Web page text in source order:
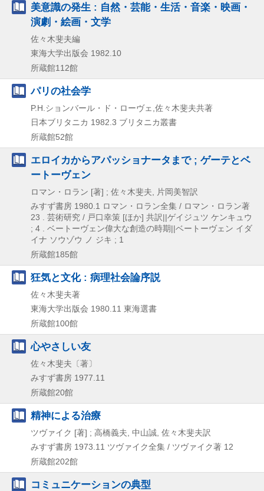
美意識の発生 : 自然・芸能・生活・音楽・映画・
演劇・絵画・文学
佐々木斐夫編
東海大学出版会 1982.10
所蔵館112館
パリの社会学
P.H.ションバール・ド・ローヴェ,佐々木斐夫共著
日本ブリタニカ 1982.3 ブリタニカ叢書
所蔵館52館
エロイカからアパッショナータまで ; ゲーテとベ
ートーヴェン
ロマン・ロラン [著] ; 佐々木斐夫, 片岡美智訳
みすず書房 1980.1 ロマン・ロラン全集 / ロマン・ロラン著
23 . 芸術研究 / 戸口幸策 [ほか] 共訳||ゲイジュツ ケンキュウ
; 4 . ベートーヴェン偉大な創造の時期||ベートーヴェン イダ
イナ ソウゾウ ノ ジキ ; 1
所蔵館185館
狂気と文化 : 病理社会論序説
佐々木斐夫著
東海大学出版会 1980.11 東海選書
所蔵館100館
心やさしい友
佐々木斐夫〔著〕
みすず書房 1977.11
所蔵館20館
精神による治療
ツヴァイク [著] ; 高橋義夫, 中山誠, 佐々木斐夫訳
みすず書房 1973.11 ツヴァイク全集 / ツヴァイク著 12
所蔵館202館
コミュニケーションの典型